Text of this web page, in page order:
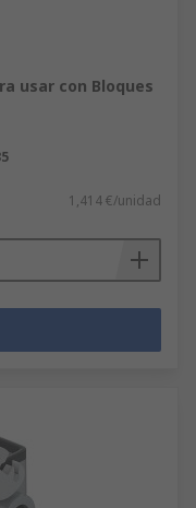
usar con Bloques
1,414 €/unidad